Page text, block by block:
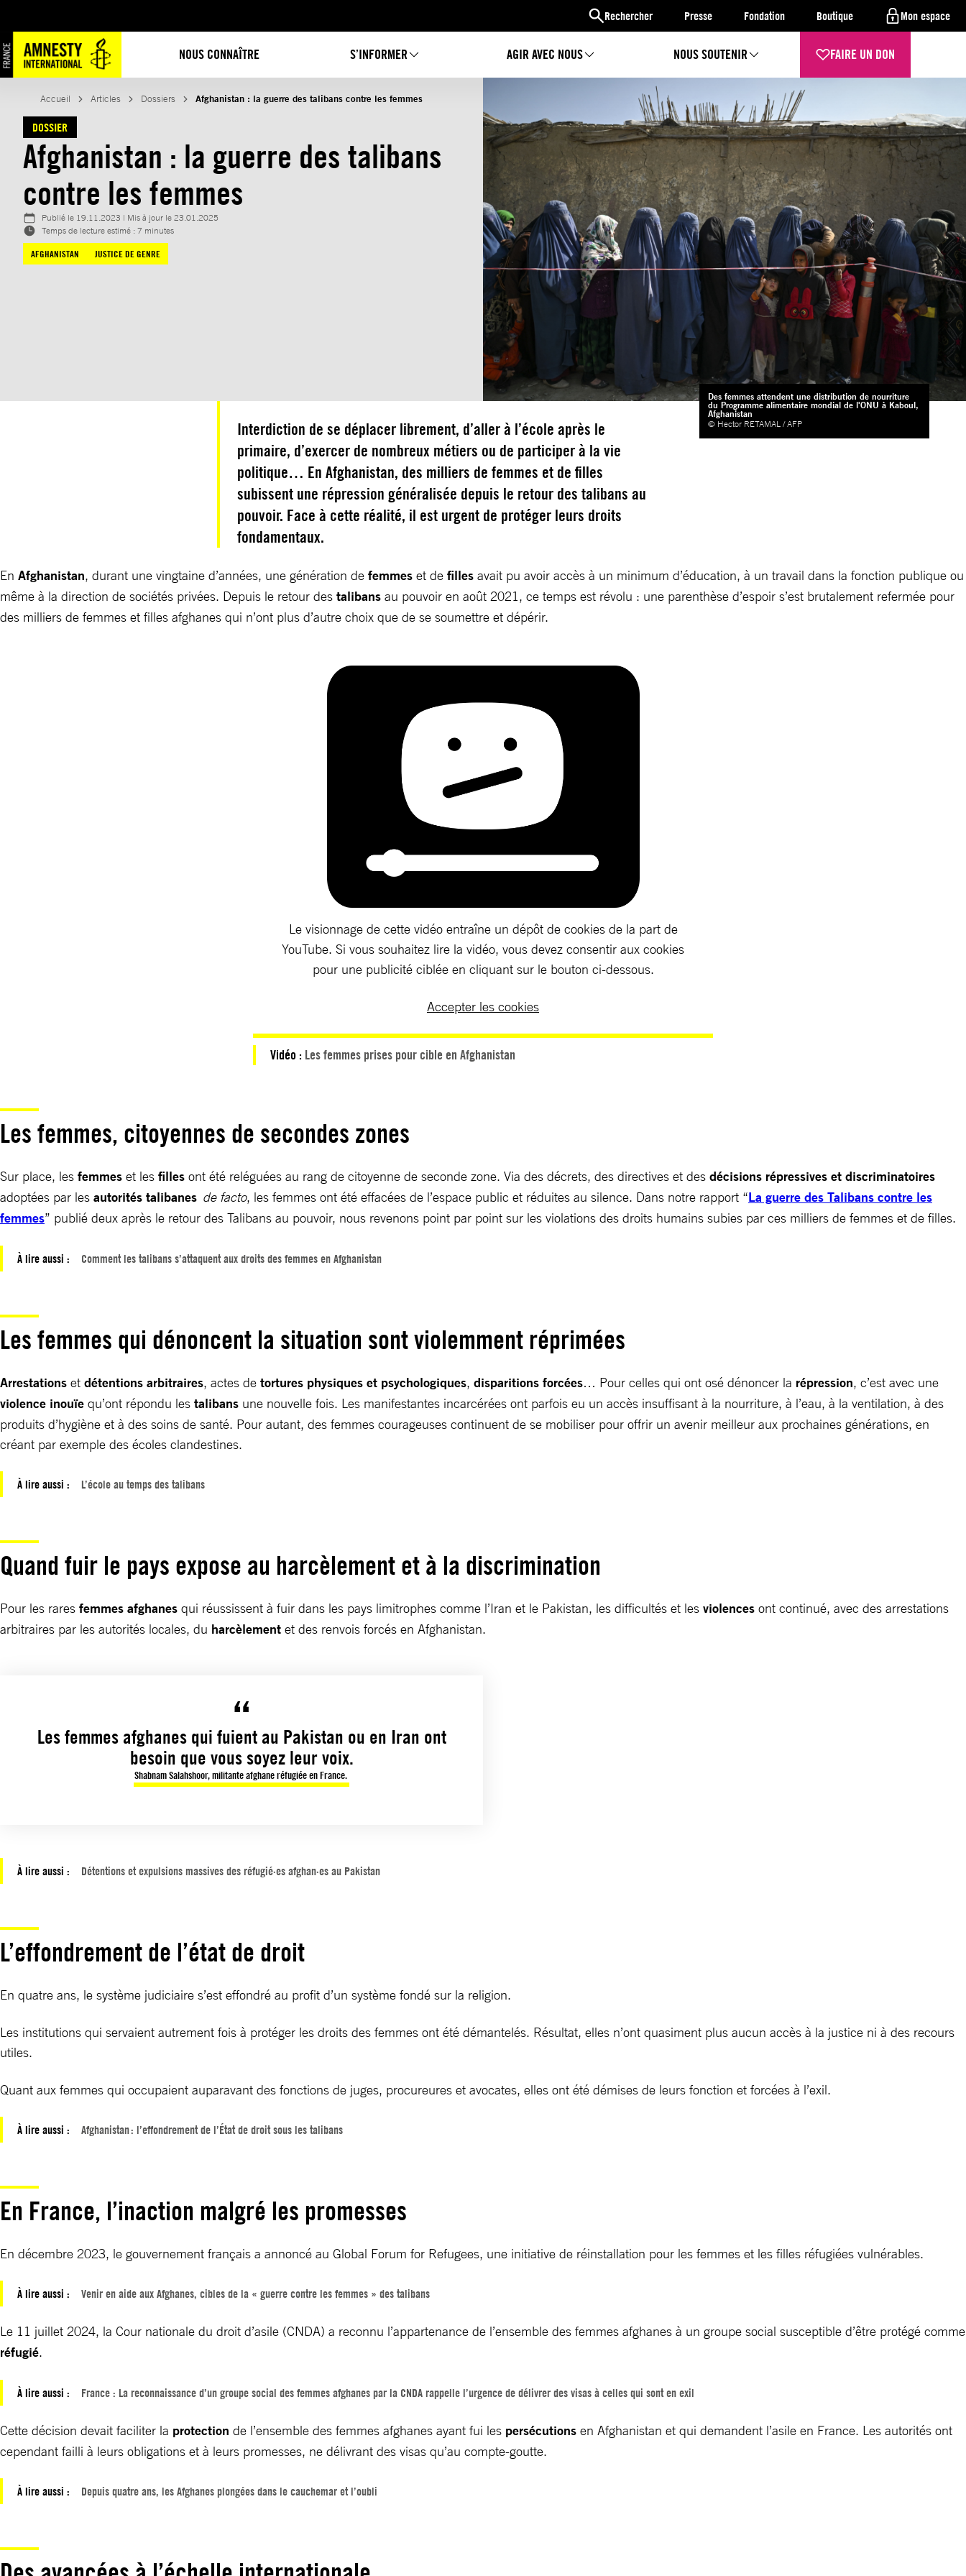
Rechercher Presse Fondation Boutique Mon espace
NOUS CONNAÎTRE S’INFORMER AGIR AVEC NOUS NOUS SOUTENIR FAIRE UN DON
au
contenu
Accueil Articles Dossiers Afghanistan : la guerre des talibans contre les femmes
DOSSIER
Afghanistan : la guerre des talibans
contre les femmes
Publié le 19.11.2023 | Mis à jour le23.01.2025
Temps de lecture estimé : 7 minutes
AFGHANISTAN
JUSTICE DE GENRE
Des femmes attendent une distribution de nourriture
du Programme alimentaire mondial de l'ONU à Kaboul,
Afghanistan
© Hector RETAMAL / AFP
Interdiction de se déplacer librement, d’aller à l’école après le
primaire, d’exercer de nombreux métiers ou de participer à la vie
politique… En Afghanistan, des milliers de femmes et de filles
subissent une répression généralisée depuis le retour des talibans au
pouvoir. Face à cette réalité, il est urgent de protéger leurs droits
fondamentaux.
En Afghanistan, durant une vingtaine d’années, une génération de femmes et de filles avait pu avoir accès à un minimum d’éducation, à un travail dans la fonction publique ou
même à la direction de sociétés privées. Depuis le retour des talibans au pouvoir en août 2021, ce temps est révolu : une parenthèse d’espoir s’est brutalement refermée pour
des milliers de femmes et filles afghanes qui n’ont plus d’autre choix que de se soumettre et dépérir.
Le visionnage de cette vidéo entraîne un dépôt de cookies de la part de
YouTube. Si vous souhaitez lire la vidéo, vous devez consentir aux cookies
pour une publicité ciblée en cliquant sur le bouton ci-dessous.
Accepter les cookies
Vidéo : Les femmes prises pour cible en Afghanistan
Les femmes, citoyennes de secondes zones
Sur place, les femmes et les filles ont été reléguées au rang de citoyenne de seconde zone. Via des décrets, des directives et des décisions répressives et discriminatoires
adoptées par les autorités talibanes de facto, les femmes ont été effacées de l’espace public et réduites au silence. Dans notre rapport “La guerre des Talibans contre les
femmes” publié deux après le retour des Talibans au pouvoir, nous revenons point par point sur les violations des droits humains subies par ces milliers de femmes et de filles.
À lire aussi : Comment les talibans s’attaquent aux droits des femmes en Afghanistan
Les femmes qui dénoncent la situation sont violemment réprimées
Arrestations et détentions arbitraires, actes de tortures physiques et psychologiques, disparitions forcées… Pour celles qui ont osé dénoncer la répression, c’est avec une
violence inouïe qu’ont répondu les talibans une nouvelle fois. Les manifestantes incarcérées ont parfois eu un accès insuffisant à la nourriture, à l’eau, à la ventilation, à des
produits d’hygiène et à des soins de santé. Pour autant, des femmes courageuses continuent de se mobiliser pour offrir un avenir meilleur aux prochaines générations, en
créant par exemple des écoles clandestines.
À lire aussi : L’école au temps des talibans
Quand fuir le pays expose au harcèlement et à la discrimination
Pour les rares femmes afghanes qui réussissent à fuir dans les pays limitrophes comme l’Iran et le Pakistan, les difficultés et les violences ont continué, avec des arrestations
arbitraires par les autorités locales, du harcèlement et des renvois forcés en Afghanistan.
Les femmes afghanes qui fuient au Pakistan ou en Iran ont
besoin que vous soyez leur voix.
Shabnam Salahshoor, militante afghane réfugiée en France.
À lire aussi : Détentions et expulsions massives des réfugié·es afghan·es au Pakistan
L’effondrement de l’état de droit
En quatre ans, le système judiciaire s’est effondré au profit d’un système fondé sur la religion.
Les institutions qui servaient autrement fois à protéger les droits des femmes ont été démantelés. Résultat, elles n’ont quasiment plus aucun accès à la justice ni à des recours
utiles.
Quant aux femmes qui occupaient auparavant des fonctions de juges, procureures et avocates, elles ont été démises de leurs fonction et forcées à l’exil.
À lire aussi : Afghanistan : l’effondrement de l’État de droit sous les talibans
En France, l’inaction malgré les promesses
En décembre 2023, le gouvernement français a annoncé au Global Forum for Refugees, une initiative de réinstallation pour les femmes et les filles réfugiées vulnérables.
À lire aussi : Venir en aide aux Afghanes, cibles de la « guerre contre les femmes » des talibans
Le 11 juillet 2024, la Cour nationale du droit d’asile (CNDA) a reconnu l’appartenance de l’ensemble des femmes afghanes à un groupe social susceptible d’être protégé comme
réfugié.
À lire aussi : France : La reconnaissance d’un groupe social des femmes afghanes par la CNDA rappelle l’urgence de délivrer des visas à celles qui sont en exil
Cette décision devait faciliter la protection de l’ensemble des femmes afghanes ayant fui les persécutions en Afghanistan et qui demandent l’asile en France. Les autorités ont
cependant failli à leurs obligations et à leurs promesses, ne délivrant des visas qu’au compte-goutte.
À lire aussi : Depuis quatre ans, les Afghanes plongées dans le cauchemar et l’oubli